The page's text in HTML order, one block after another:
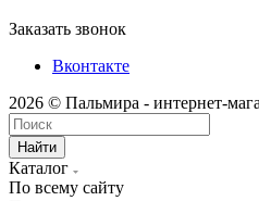
Заказать звонок
Вконтакте
2026 © Пальмира - интернет-
Найти
Каталог
По всему сайту